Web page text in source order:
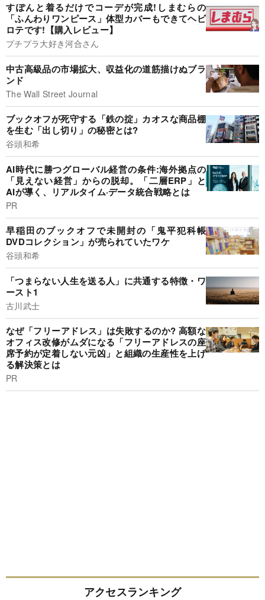
すぽんと着るだけでコーデが完成!しまむらの
「ふんわりワンピース」体型カバーもできてヘビ
ロテです!【購入レビュー】
プチプラ大好き河合さん
中古高級品の市場拡大、収益化の道筋描けぬブラ
ンド
The Wall Street Journal
ブックオフが死守する「鉄の掟」カオスな商品棚
を生む「出し切り」の秘密とは?
谷頭和希
AI時代に勝つグローバル経営の条件:海外拠点の
「見えない経営」からの脱却。「二層ERP」と
AIが導く、リアルタイム·データ統合戦略とは
PR
早稲田のブックオフで未開封の「鬼平犯科帳
DVDコレクション」が売られていたワケ
谷頭和希
「つまらない人生を送る人」に共通する特徴・ワ
ースト1
古川武士
なぜ「フリーアドレス」は失敗するのか? 高額な
オフィス改修がムダになる「フリーアドレスの座
席予約が定着しない元凶」と組織の生産性を上げ
る解決策とは
PR
アクセスランキング